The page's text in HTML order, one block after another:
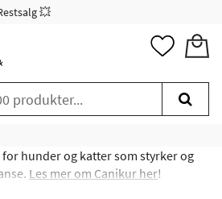
💥
hunder og katter som styrker og
Les mer om Canikur her!